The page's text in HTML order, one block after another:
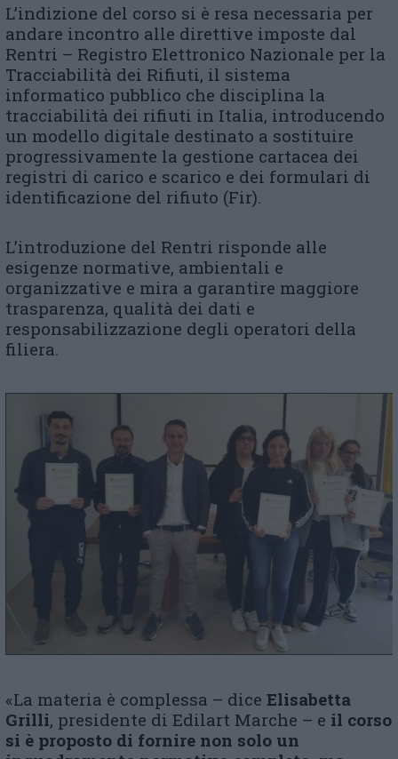
L’indizione del corso si è resa necessaria per
andare incontro alle direttive imposte dal
Rentri – Registro Elettronico Nazionale per la
Tracciabilità dei Rifiuti, il sistema
informatico pubblico che disciplina la
tracciabilità dei rifiuti in Italia, introducendo
un modello digitale destinato a sostituire
progressivamente la gestione cartacea dei
registri di carico e scarico e dei formulari di
identificazione del rifiuto (Fir).
L’introduzione del Rentri risponde alle
esigenze normative, ambientali e
organizzative e mira a garantire maggiore
trasparenza, qualità dei dati e
responsabilizzazione degli operatori della
filiera.
«La materia è complessa – dice Elisabetta
Grilli, presidente di Edilart Marche – e il corso
si è proposto di fornire non solo un